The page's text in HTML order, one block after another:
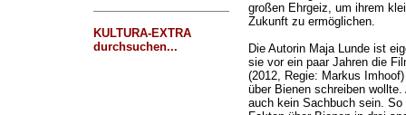
KULTURA-EXTRA
durchsuchen...
großen Ehrgeiz, um ihrem
Zukunft zu ermöglichen.
Die Autorin Maja Lunde ist
sie vor ein paar Jahren die
(2012, Regie: Markus
über Bienen schreiben
auch kein Sachbuch sein.